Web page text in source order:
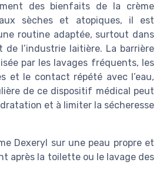
des bienfaits de la crème
sèches et atopiques, il est
routine adaptée, surtout dans
l’industrie laitière. La barrière
par les lavages fréquents, les
et le contact répété avec l’eau,
de ce dispositif médical peut
et à limiter la sécheresse
Dexeryl sur une peau propre et
après la toilette ou le lavage des